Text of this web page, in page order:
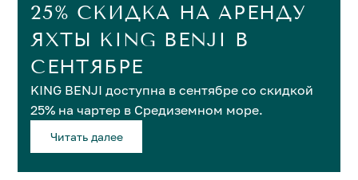
25% СКИДКА НА АРЕНДУ
ЯХТЫ KING BENJI В
СЕНТЯБРЕ
KING BENJI доступна в сентябре со скидкой
25% на чартер в Средиземном море.
Читать далее